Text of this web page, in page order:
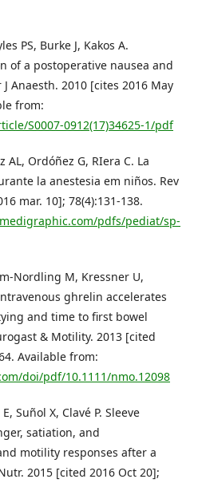
PS, Burke J, Kakos A.
of a postoperative nausea and
Anaesth. 2010 [cites 2016 May
from:
S0007-0912(17)34625-1/pdf
Ordóñez G, RIera C. La
la anestesia em niños. Rev
mar. 10]; 78(4):131-138.
pdfs/pediat/sp-
Nordling M, Kressner U,
ghrelin accelerates
and time to first bowel
& Motility. 2013 [cited
Available from:
doi/pdf/10.1111/nmo.12098
Suñol X, Clavé P. Sleeve
satiation, and
motility responses after a
2015 [cited 2016 Oct 20];